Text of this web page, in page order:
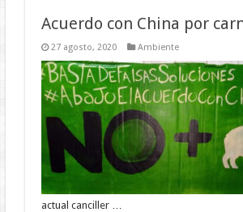
Acuerdo con China por
27 agosto, 2020 Ambiente
actual canciller …